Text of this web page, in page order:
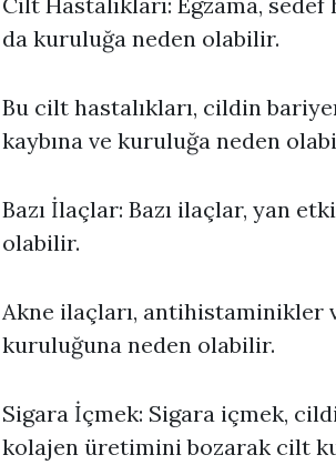
da kuruluğa neden olabilir.
Bu cilt hastalıkları, cildin
kaybına ve kuruluğa neden
Bazı İlaçlar: Bazı ilaçlar, yan
olabilir.
Akne ilaçları, antihistaminikler
kuruluğuna neden olabilir.
Sigara İçmek: Sigara içmek,
kolajen üretimini bozarak cilt